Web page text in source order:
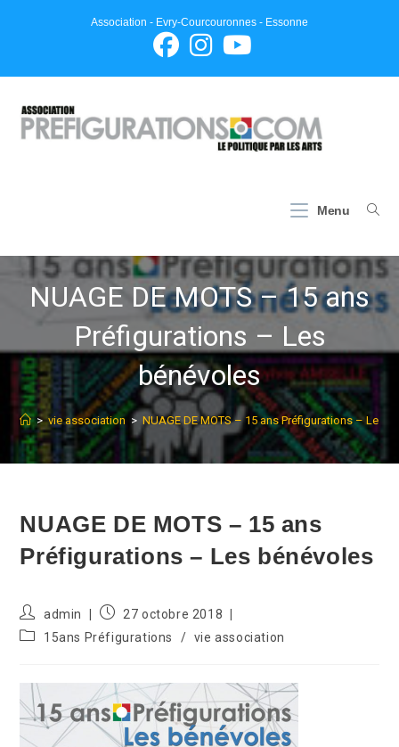
Association - Evry-Courcouronnes - Essonne
Menu
NUAGE DE MOTS – 15 ans
Préfigurations – Les
bénévoles
> vie association > NUAGE DE MOTS – 15 ans Préfigurations – Les
NUAGE DE MOTS – 15 ans
Préfigurations – Les bénévoles
Auteur/autrice
de
la
admin
Publication
27 octobre 2018
Post15ans Préfigurations / vie association